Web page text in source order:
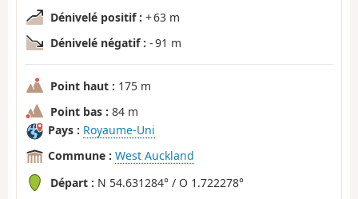
Dénivelé positif : + 63 m
Dénivelé négatif : - 91 m
Point haut : 175 m
Point bas : 84 m
Pays : Royaume-Uni
Commune : West Auckland
Départ : N 54.631284° / O 1.722278°